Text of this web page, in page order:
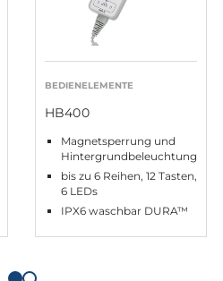
BEDIENELEMENTE
HB400
Magnetsperrung und
Hintergrundbeleuchtung
bis zu 6 Reihen, 12 Tasten,
6 LEDs
IPX6 waschbar DURA™